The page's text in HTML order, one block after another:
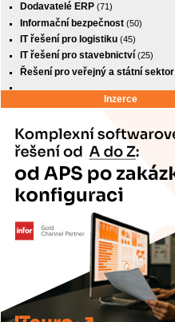
Dodavatelé ERP (71)
Informační bezpečnost (50)
IT řešení pro logistiku (45)
IT řešení pro stavebnictví (25)
Řešení pro veřejný a státní sektor
Inzerce